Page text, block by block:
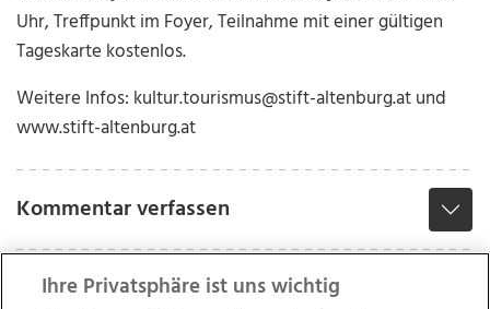
Uhr, Treffpunkt im Foyer, Teilnahme mit einer gültigen
Tageskarte kostenlos.
Weitere Infos: kultur.tourismus@stift-altenburg.at und
www.stift-altenburg.at
Kommentar verfassen
Ihre Privatsphäre ist uns wichtig